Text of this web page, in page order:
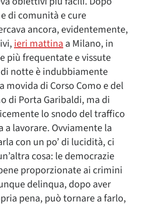
di comunità e cure
ancora, evidentemente,
ieri mattinaa Milano, in
più frequentate e vissute
notte è indubbiamente
movida di Corso Como e del
di Porta Garibaldi, ma di
lo snodo del traffico
a lavorare. Ovviamente la
con un po’ di lucidità, ci
cosa: le democrazie
proporzionate ai crimini
delinqua, dopo aver
pena, può tornare a farlo,